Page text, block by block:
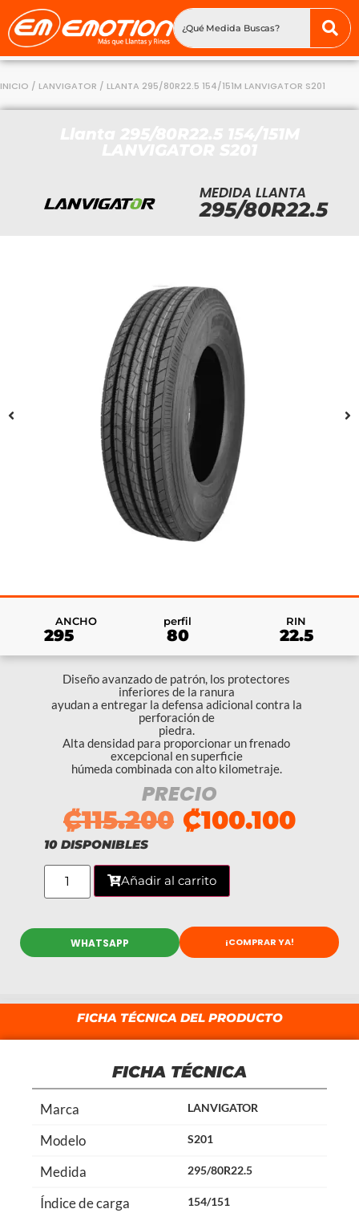
INICIO / LANVIGATOR / LLANTA 295/80R22.5 154/151M LANVIGATOR S201
MEDIDA LLANTA
295/80R22.5
ANCHO
295
perfil
80
RIN
22.5
Diseño avanzado de patrón, los protectores
inferiores de la ranura
ayudan a entregar la defensa adicional contra la
perforación de
piedra.
Alta densidad para proporcionar un frenado
excepcional en superficie
húmeda combinada con alto kilometraje.
PRECIO
₡115.200 ₡100.100
10 DISPONIBLES
Añadir al carrito
WHATSAPP ¡COMPRAR YA!
FICHA TÉCNICA DEL PRODUCTO
FICHA TÉCNICA
Marca LANVIGATOR
Modelo S201
Medida 295/80R22.5
Índice de carga 154/151